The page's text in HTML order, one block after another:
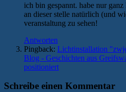
ich bin gespannt. habe nur
an dieser stelle natürlich (und
veranstaltung zu sehen!
Antworten
Pingback: Lichtinstallation
Blog - Geschichten aus
positioniert
Schreibe einen Kommentar